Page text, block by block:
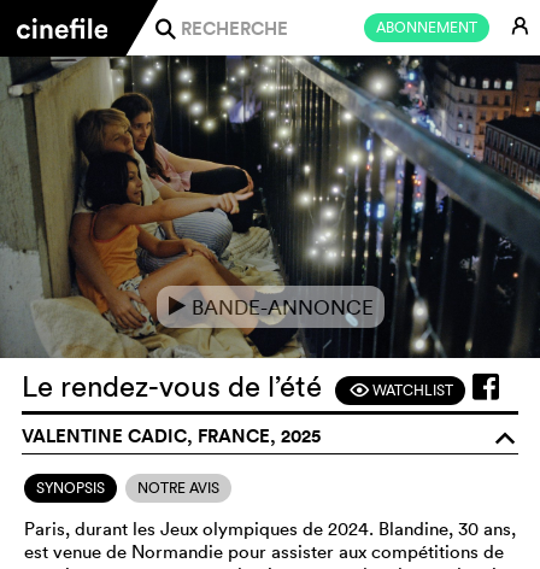
ABONNEMENT E
j
e BANDE-ANNONCE
Le rendez-vous de l’été FWATCHLIST
VALENTINE CADIC, FRANCE, 2025 o
SYNOPSIS NOTRE AVIS
Paris, durant les Jeux olympiques de 2024. Blandine, 30 ans,
est venue de Normandie pour assister aux compétitions de